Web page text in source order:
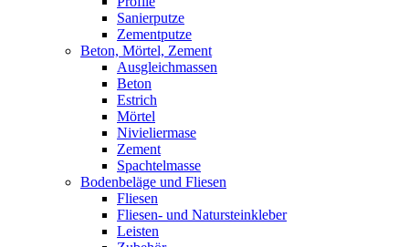
Sanierputze
Zementputze
Beton, Mörtel, Zement
Ausgleichmassen
Beton
Estrich
Mörtel
Nivieliermase
Zement
Spachtelmasse
Bodenbeläge und Fliesen
Fliesen
Fliesen- und Natursteinkleber
Leisten